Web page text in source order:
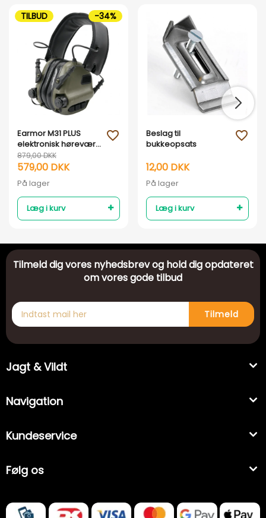
Earmor M31 PLUS
elektronisk høreværn
- Armygrøn
879,00 DKK
579,00 DKK
På lager
Læg i kurv
favorite_outline
TILBUD -34%
Beslag til
bukkeopsats
12,00 DKK
På lager
Læg i kurv
favorite_outline
Tilmeld dig vores nyhedsbrev og hold dig opdateret
om vores gode tilbud
Tilmeld
Jagt & Vildt
Navigation
Kundeservice
Følg os